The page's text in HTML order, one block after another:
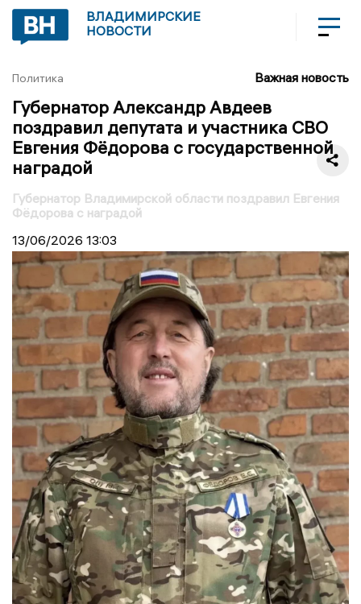
ВЛАДИМИРСКИЕ
НОВОСТИ
Политика Важная новость
Губернатор Александр Авдеев
поздравил депутата и участника СВО
Евгения Фёдорова с государственной
наградой
Губернатор Владимирской области поздравил Евгения
Фёдорова с наградой
13/06/2026 13:03